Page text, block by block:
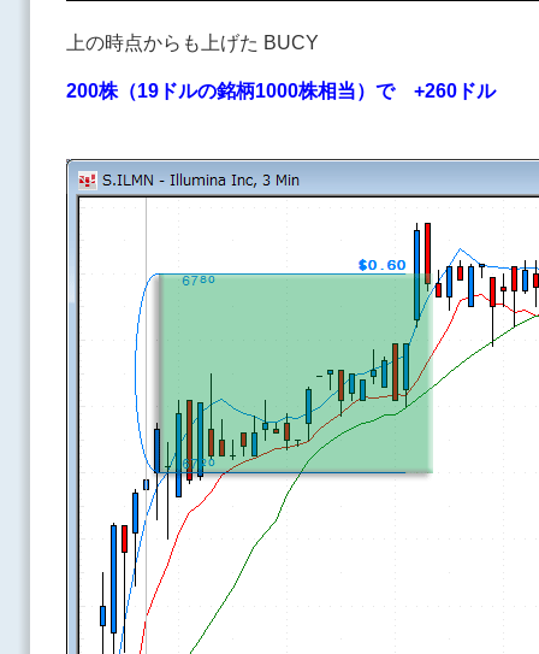
上の時点からも上げた BUCY
200株（19ドルの銘柄1000株相当）で +260ドル